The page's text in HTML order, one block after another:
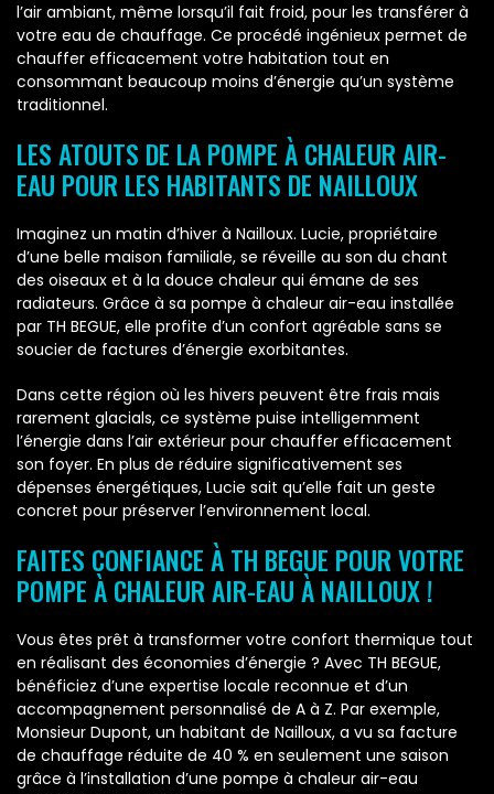
l’air ambiant, même lorsqu’il fait froid, pour les transférer à
votre eau de chauffage. Ce procédé ingénieux permet de
chauffer efficacement votre habitation tout en
consommant beaucoup moins d’énergie qu’un système
traditionnel.
LES ATOUTS DE LA POMPE À CHALEUR AIR-
EAU POUR LES HABITANTS DE NAILLOUX
Imaginez un matin d’hiver à Nailloux. Lucie, propriétaire
d’une belle maison familiale, se réveille au son du chant
des oiseaux et à la douce chaleur qui émane de ses
radiateurs. Grâce à sa pompe à chaleur air-eau installée
par TH BEGUE, elle profite d’un confort agréable sans se
soucier de factures d’énergie exorbitantes.
Dans cette région où les hivers peuvent être frais mais
rarement glacials, ce système puise intelligemment
l’énergie dans l’air extérieur pour chauffer efficacement
son foyer. En plus de réduire significativement ses
dépenses énergétiques, Lucie sait qu’elle fait un geste
concret pour préserver l’environnement local.
FAITES CONFIANCE À TH BEGUE POUR VOTRE
POMPE À CHALEUR AIR-EAU À NAILLOUX !
Vous êtes prêt à transformer votre confort thermique tout
en réalisant des économies d’énergie ? Avec TH BEGUE,
bénéficiez d’une expertise locale reconnue et d’un
accompagnement personnalisé de A à Z. Par exemple,
Monsieur Dupont, un habitant de Nailloux, a vu sa facture
de chauffage réduite de 40 % en seulement une saison
grâce à l’installation d’une pompe à chaleur air-eau